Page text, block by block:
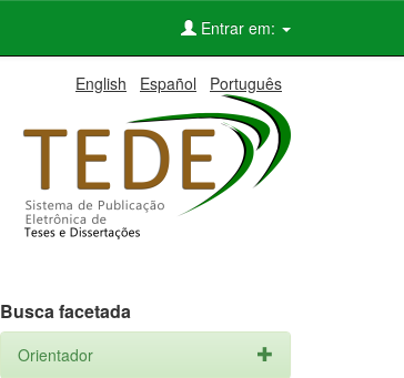
Entrar em:
English Español Português
Busca facetada
Orientador